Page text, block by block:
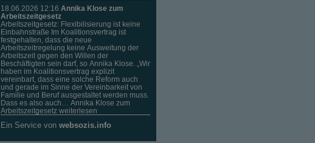
18.06.2026 12:16 Annika Klose zum
Arbeitszeitgesetz
Arbeitszeitgesetz: Flexibilisierung ist keine
Einbahnstraße Im Koalitionsvertrag ist
festgehalten, dass die neue
Arbeitszeitregelung keine Ausweitung der
Arbeitszeit gegen den Willen der
Beschäftigten sein darf, so Annika Klose. „Wir
haben im Koalitionsvertrag explizit
vereinbart, dass eine solche Reform auch
und gerade im Sinne der Vereinbarkeit von
Familie und Beruf ausgestaltet werden muss.
Dass es also auch… Annika Klose zum
Arbeitszeitgesetz weiterlesen
Ein Service von websozis.info